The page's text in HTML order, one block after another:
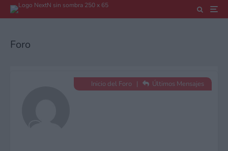
Foro
Inicio del Foro| Últimos Mensajes